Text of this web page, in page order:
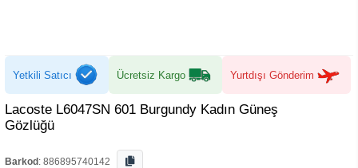
Yetkili Satıcı Ücretsiz Kargo Yurtdışı Gönderim
Lacoste L6047SN 601 Burgundy Kadın Güneş
Gözlüğü
Barkod : 886895740142